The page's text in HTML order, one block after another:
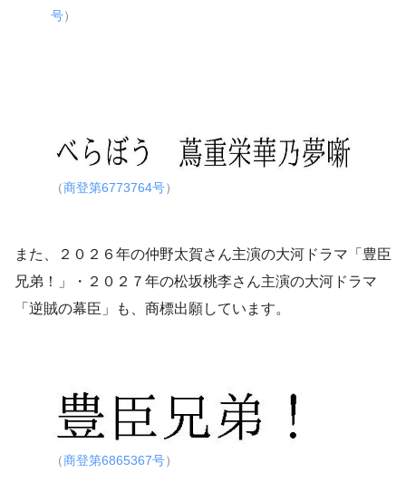
号）
（商登第6773764号）
また、２０２６年の仲野太賀さん主演の大河ドラマ「豊臣
兄弟！」・２０２７年の松坂桃李さん主演の大河ドラマ
「逆賊の幕臣」も、商標出願しています。
（商登第6865367号）